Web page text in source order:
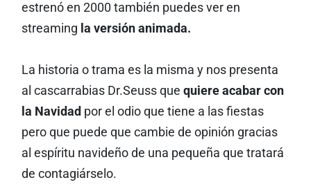
estrenó en 2000 también puedes ver en
streaming la versión animada.
La historia o trama es la misma y nos presenta
al cascarrabias Dr.Seuss que quiere acabar con
la Navidad por el odio que tiene a las fiestas
pero que puede que cambie de opinión gracias
al espíritu navideño de una pequeña que tratará
de contagiárselo.